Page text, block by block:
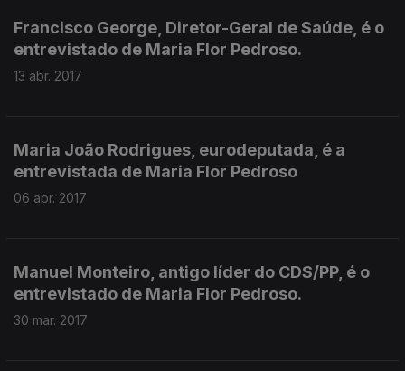
Francisco George, Diretor-Geral de Saúde, é o
entrevistado de Maria Flor Pedroso.
13 abr. 2017
Maria João Rodrigues, eurodeputada, é a
entrevistada de Maria Flor Pedroso
06 abr. 2017
Manuel Monteiro, antigo líder do CDS/PP, é o
entrevistado de Maria Flor Pedroso.
30 mar. 2017